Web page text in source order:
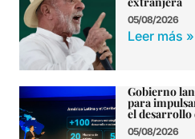
05/08/2026
Leer más »
Gobierno
para
el desarrollo
05/08/2026